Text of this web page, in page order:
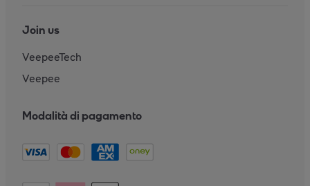
Join us
VeepeeTech
Veepee
Modalità di pagamento